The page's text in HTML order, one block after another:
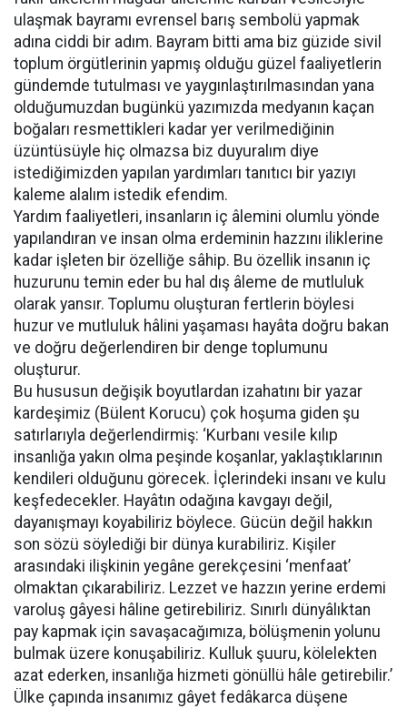
ulaşmak bayramı evrensel barış sembolü yapmak
adına ciddi bir adım. Bayram bitti ama biz güzide sivil
toplum örgütlerinin yapmış olduğu güzel faaliyetlerin
gündemde tutulması ve yaygınlaştırılmasından yana
olduğumuzdan bugünkü yazımızda medyanın kaçan
boğaları resmettikleri kadar yer verilmediğinin
üzüntüsüyle hiç olmazsa biz duyuralım diye
istediğimizden yapılan yardımları tanıtıcı bir yazıyı
kaleme alalım istedik efendim.
Yardım faaliyetleri, insanların iç âlemini olumlu yönde
yapılandıran ve insan olma erdeminin hazzını iliklerine
kadar işleten bir özelliğe sâhip. Bu özellik insanın iç
huzurunu temin eder bu hal dış âleme de mutluluk
olarak yansır. Toplumu oluşturan fertlerin böylesi
huzur ve mutluluk hâlini yaşaması hayâta doğru bakan
ve doğru değerlendiren bir denge toplumunu
oluşturur.
Bu hususun değişik boyutlardan izahatını bir yazar
kardeşimiz (Bülent Korucu) çok hoşuma giden şu
satırlarıyla değerlendirmiş: ‘Kurbanı vesile kılıp
insanlığa yakın olma peşinde koşanlar, yaklaştıklarının
kendileri olduğunu görecek. İçlerindeki insanı ve kulu
keşfedecekler. Hayâtın odağına kavgayı değil,
dayanışmayı koyabiliriz böylece. Gücün değil hakkın
son sözü söylediği bir dünya kurabiliriz. Kişiler
arasındaki ilişkinin yegâne gerekçesini ‘menfaat’
olmaktan çıkarabiliriz. Lezzet ve hazzın yerine erdemi
varoluş gâyesi hâline getirebiliriz. Sınırlı dünyâlıktan
pay kapmak için savaşacağımıza, bölüşmenin yolunu
bulmak üzere konuşabiliriz. Kulluk şuuru, kölelekten
azat ederken, insanlığa hizmeti gönüllü hâle getirebilir.’
Ülke çapında insanımız gâyet fedâkarca düşene